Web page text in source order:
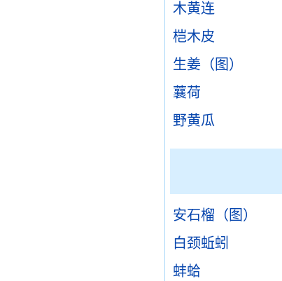
木黄连
桤木皮
生姜（图）
蘘荷
野黄瓜
安石榴（图）
白颈蚯蚓
蚌蛤